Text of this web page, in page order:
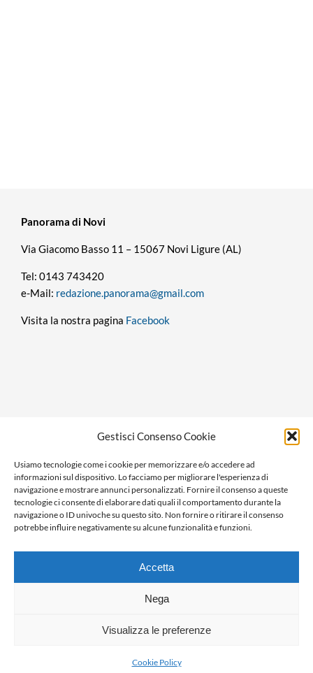
Gestisci Consenso Cookie
Usiamo tecnologie come i cookie per memorizzare e/o accedere ad
informazioni sul dispositivo. Lo facciamo per migliorare l'esperienza di
navigazione e mostrare annunci personalizzati. Fornire il consenso a queste
tecnologie ci consente di elaborare dati quali il comportamento durante la
navigazione o ID univoche su questo sito. Non fornire o ritirare il consenso
potrebbe influire negativamente su alcune funzionalità e funzioni.
Accetta
Nega
Visualizza le preferenze
Cookie Policy
Panorama di Novi
Via Giacomo Basso 11 – 15067 Novi Ligure (AL)
Tel: 0143 743420
e-Mail: redazione.panorama@gmail.com
Visita la nostra pagina Facebook
Ragione sociale: Panorama S.r.l.
C.F. / P.IVA: 01058470061
N. REA: AL-138981
Capitale Versato € 10.000,00